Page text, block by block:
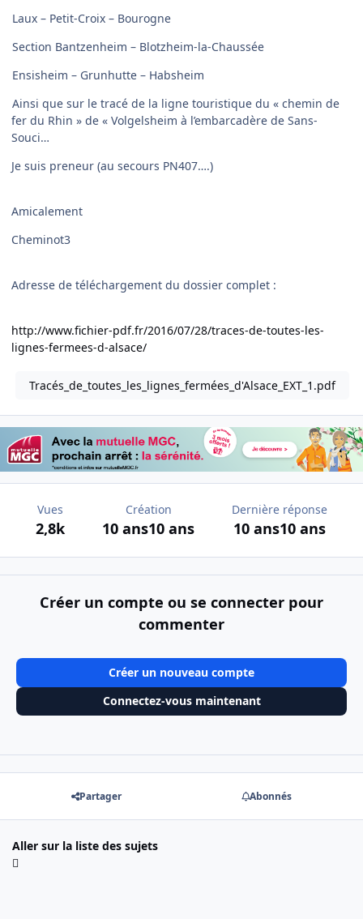
Laux – Petit-Croix – Bourogne
Section Bantzenheim – Blotzheim-la-Chaussée
Ensisheim – Grunhutte – Habsheim
Ainsi que sur le tracé de la ligne touristique du « chemin de
fer du Rhin » de « Volgelsheim à l’embarcadère de Sans-
Souci…
Je suis preneur (au secours PN407….)
Amicalement
Cheminot3
Adresse de téléchargement du dossier complet :
http://www.fichier-pdf.fr/2016/07/28/traces-de-toutes-les-
lignes-fermees-d-alsace/
Tracés_de_toutes_les_lignes_fermées_d'Alsace_EXT_1.pdf
Vues
2,8k
Création
10 ans10 ans
Dernière réponse
10 ans10 ans
Créer un compte ou se connecter pour
commenter
Créer un nouveau compte
Connectez-vous maintenant
Partager Abonnés
Aller sur la liste des sujets